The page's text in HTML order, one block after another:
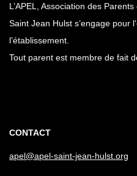
L’APEL, Association des
Saint Jean Hulst s’engage pour
l’établissement.
Tout parent est membre de fait de
CONTACT
apel@apel-saint-jean-hulst.org